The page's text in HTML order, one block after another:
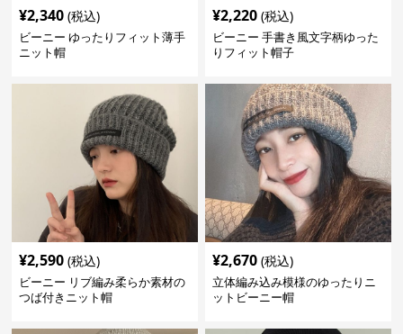
¥2,340 (税込)
ビーニー ゆったりフィット薄手
ニット帽
¥2,220 (税込)
ビーニー 手書き風文字柄ゆった
りフィット帽子
¥2,590 (税込)
ビーニー リブ編み柔らか素材の
つば付きニット帽
¥2,670 (税込)
立体編み込み模様のゆったりニ
ットビーニー帽